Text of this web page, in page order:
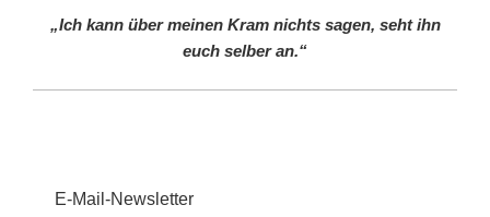
„Ich kann über meinen Kram nichts sagen, seht ihn
euch selber an.“
E-Mail-Newsletter